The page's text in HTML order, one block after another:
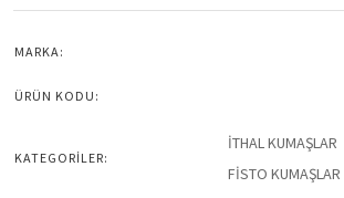
MARKA:
ÜRÜN KODU:
KATEGORİLER:
İTHAL KUMAŞLAR
FİSTO KUMAŞLAR